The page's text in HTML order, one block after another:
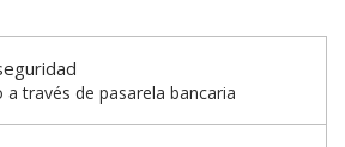
a través de pasarela bancaria